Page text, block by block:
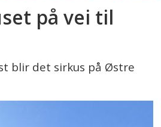
på vei til
blir det sirkus på Østre